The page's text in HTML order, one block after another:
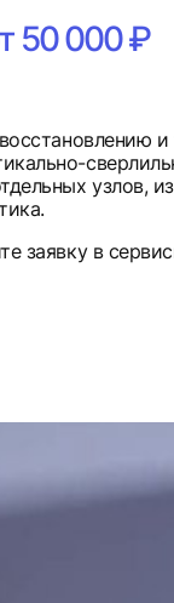
50 000 ₽
узлов,
заявку в